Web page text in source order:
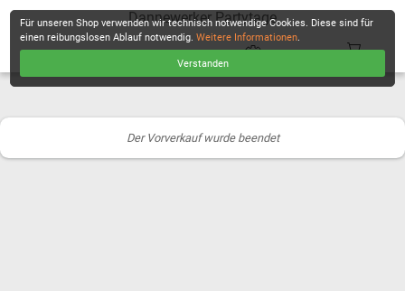
Dannewerker Partytage
Der Vorverkauf wurde beendet
Für unseren Shop verwenden wir technisch notwendige Cookies. Diese sind für
einen reibungslosen Ablauf notwendig.Weitere Informationen.
Verstanden